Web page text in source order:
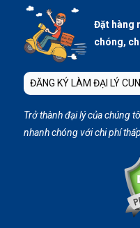
Đặt hàng
chóng,
ĐĂNG KÝ LÀM ĐẠI LÝ
Trở thành đại lý của chúng
nhanh chóng với chi phí thấp